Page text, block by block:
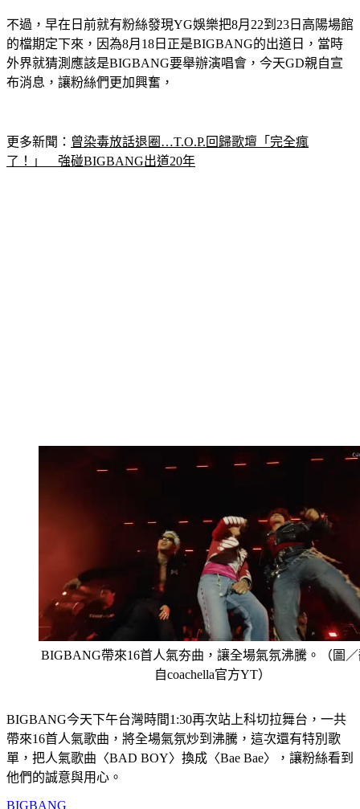
不過，早在日前就有粉絲發現YG娛樂把8月22到23日高陽場館
的檔期定下來，因為8月18日正是BIGBANG的出道日，當時
外界就猜測應該是BIGBANG要舉辦演唱會，今天GD親自宣
布消息，讓粉絲們更加興奮，
更多新聞： 曾染毒放話退圈…T.O.P.回歸歌壇「完全瘋
了！」　強碰BIGBANG出道20年
BIGBANG帶來16首人氣夯曲，讓全場氣氛沸騰。（圖
自coachella官方YT）
BIGBANG今天下午台灣時間1:30再次站上科切拉舞台，一共
帶來16首人氣歌曲，將全場氣氛炒到沸騰，這次還有特別歌
單，把人氣歌曲〈BAD BOY〉換成〈Bae Bae〉，讓粉絲看到
他們的誠意與用心。
BIGBANG